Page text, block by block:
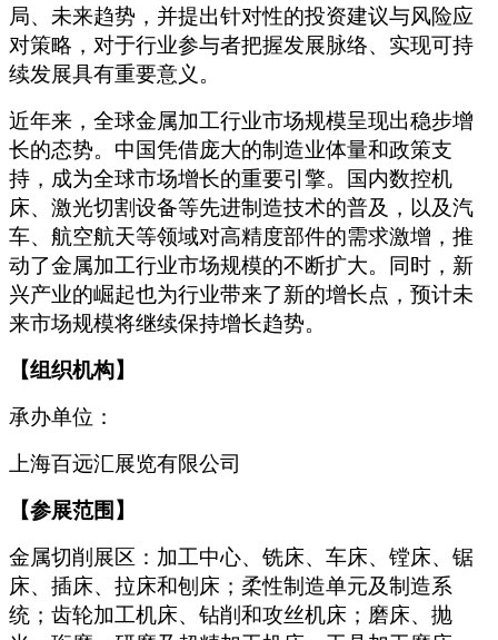
局、未来趋势，并提出针对性的投资建议与风险应
对策略，对于行业参与者把握发展脉络、实现可持
续发展具有重要意义。
近年来，全球金属加工行业市场规模呈现出稳步增
长的态势。中国凭借庞大的制造业体量和政策支
持，成为全球市场增长的重要引擎。国内数控机
床、激光切割设备等先进制造技术的普及，以及汽
车、航空航天等领域对高精度部件的需求激增，推
动了金属加工行业市场规模的不断扩大。同时，新
兴产业的崛起也为行业带来了新的增长点，预计未
来市场规模将继续保持增长趋势。
【组织机构】
承办单位：
上海百远汇展览有限公司
【参展范围】
金属切削展区：加工中心、铣床、车床、镗床、锯
床、插床、拉床和刨床；柔性制造单元及制造系
统；齿轮加工机床、钻削和攻丝机床；磨床、抛